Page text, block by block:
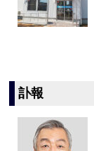
訃報